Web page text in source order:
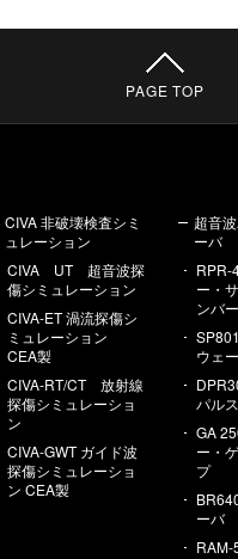
PAGE TOP
CIVA 非破壊検査シミ
ュレーション
CIVA UT 超音波探
傷シミュレーション
CIVA-ET 渦流探傷シ
ミュレーション
CEA製
CIVA-RT/CT 放射線
探傷シミュレーショ
ン
CIVA-GWT ガイド波
探傷シミュレーショ
ン CEA製
超音
ーバ
RPR-
ー・
ンバ
ウェ
パルス
GA
ー・
プ
ーバ